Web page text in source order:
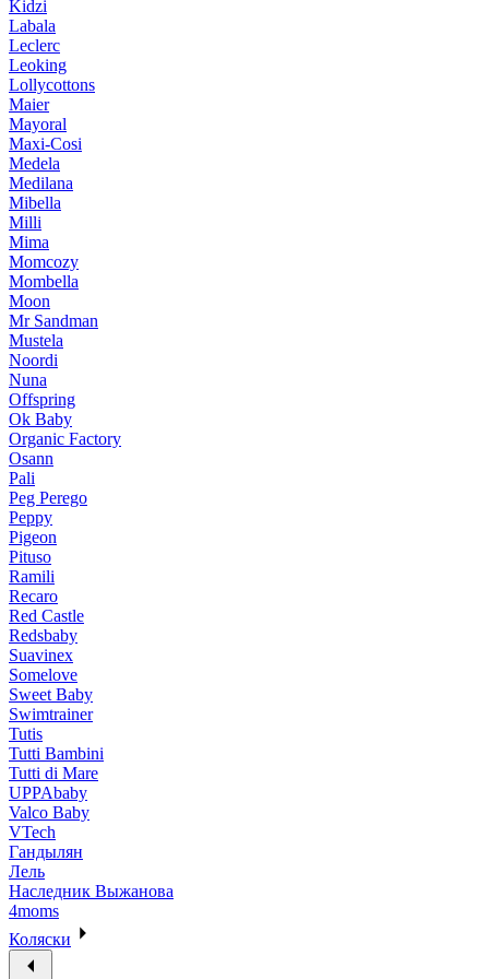
Kidzi
Labala
Leclerc
Leoking
Lollycottons
Maier
Mayoral
Maxi-Cosi
Medela
Medilana
Mibella
Milli
Mima
Momcozy
Mombella
Moon
Mr Sandman
Mustela
Noordi
Nuna
Offspring
Ok Baby
Organic Factory
Osann
Pali
Peg Perego
Peppy
Pigeon
Pituso
Ramili
Recaro
Red Castle
Redsbaby
Suavinex
Somelove
Sweet Baby
Swimtrainer
Tutis
Tutti Bambini
Tutti di Mare
UPPAbaby
Valco Baby
VTech
Гандылян
Лель
Наследник Выжанова
4moms
Коляски